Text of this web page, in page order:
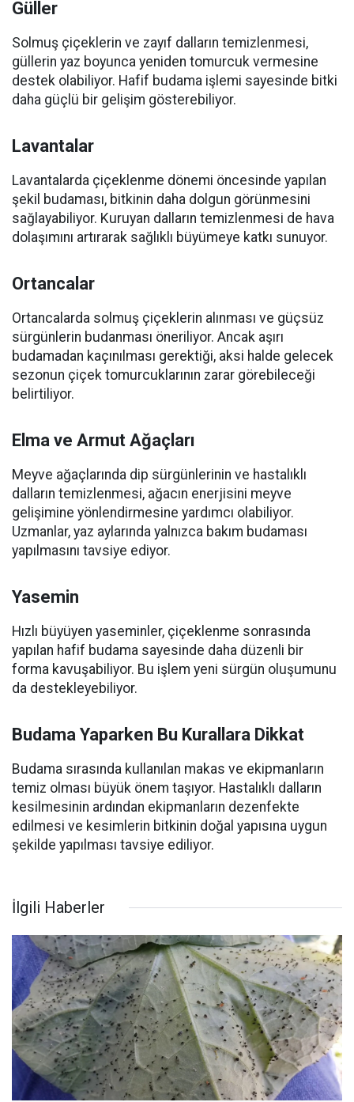
Güller
Solmuş çiçeklerin ve zayıf dalların temizlenmesi,
güllerin yaz boyunca yeniden tomurcuk vermesine
destek olabiliyor. Hafif budama işlemi sayesinde bitki
daha güçlü bir gelişim gösterebiliyor.
Lavantalar
Lavantalarda çiçeklenme dönemi öncesinde yapılan
şekil budaması, bitkinin daha dolgun görünmesini
sağlayabiliyor. Kuruyan dalların temizlenmesi de hava
dolaşımını artırarak sağlıklı büyümeye katkı sunuyor.
Ortancalar
Ortancalarda solmuş çiçeklerin alınması ve güçsüz
sürgünlerin budanması öneriliyor. Ancak aşırı
budamadan kaçınılması gerektiği, aksi halde gelecek
sezonun çiçek tomurcuklarının zarar görebileceği
belirtiliyor.
Elma ve Armut Ağaçları
Meyve ağaçlarında dip sürgünlerinin ve hastalıklı
dalların temizlenmesi, ağacın enerjisini meyve
gelişimine yönlendirmesine yardımcı olabiliyor.
Uzmanlar, yaz aylarında yalnızca bakım budaması
yapılmasını tavsiye ediyor.
Yasemin
Hızlı büyüyen yaseminler, çiçeklenme sonrasında
yapılan hafif budama sayesinde daha düzenli bir
forma kavuşabiliyor. Bu işlem yeni sürgün oluşumunu
da destekleyebiliyor.
Budama Yaparken Bu Kurallara Dikkat
Budama sırasında kullanılan makas ve ekipmanların
temiz olması büyük önem taşıyor. Hastalıklı dalların
kesilmesinin ardından ekipmanların dezenfekte
edilmesi ve kesimlerin bitkinin doğal yapısına uygun
şekilde yapılması tavsiye ediliyor.
İlgili Haberler